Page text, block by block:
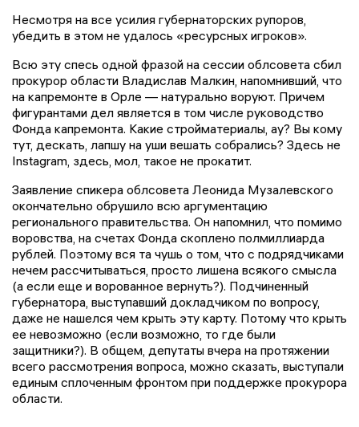
Несмотря на все усилия губернаторских рупоров,
убедить в этом не удалось «ресурсных игроков».
Всю эту спесь одной фразой на сессии облсовета сбил
прокурор области Владислав Малкин, напомнивший, что
на капремонте в Орле — натурально воруют. Причем
фигурантами дел является в том числе руководство
Фонда капремонта. Какие стройматериалы, ау? Вы кому
тут, дескать, лапшу на уши вешать собрались? Здесь не
Instagram, здесь, мол, такое не прокатит.
Заявление спикера облсовета Леонида Музалевского
окончательно обрушило всю аргументацию
регионального правительства. Он напомнил, что помимо
воровства, на счетах Фонда скоплено полмиллиарда
рублей. Поэтому вся та чушь о том, что с подрядчиками
нечем рассчитываться, просто лишена всякого смысла
(а если еще и ворованное вернуть?). Подчиненный
губернатора, выступавший докладчиком по вопросу,
даже не нашелся чем крыть эту карту. Потому что крыть
ее невозможно (если возможно, то где были
защитники?). В общем, депутаты вчера на протяжении
всего рассмотрения вопроса, можно сказать, выступали
единым сплоченным фронтом при поддержке прокурора
области.